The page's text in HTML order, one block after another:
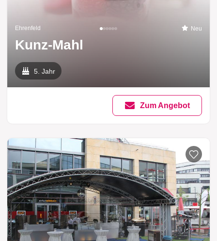
Ehrenfeld Neu
Kunz-Mahl
5. Jahr
Zum Angebot